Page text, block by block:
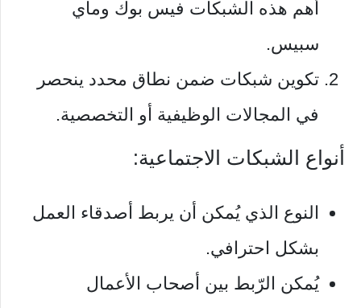
أهم هذه الشبكات فيس بوك وماي
سبيس.
تكوين شبكات ضمن نطاق محدد ينحصر
في المجالات الوظيفية أو التخصصية.
أنواع الشبكات الاجتماعية:
النوع الذي يُمكن أن يربط أصدقاء العمل
بشكل احترافي.
يُمكن الرّبط بين أصحاب الأعمال